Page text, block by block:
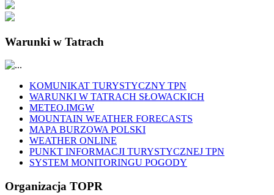
Warunki w Tatrach
KOMUNIKAT TURYSTYCZNY TPN
WARUNKI W TATRACH SŁOWACKICH
METEO.IMGW
MOUNTAIN WEATHER FORECASTS
MAPA BURZOWA POLSKI
WEATHER ONLINE
PUNKT INFORMACJI TURYSTYCZNEJ TPN
SYSTEM MONITORINGU POGODY
Organizacja TOPR